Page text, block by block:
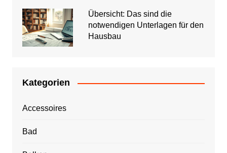
Übersicht: Das sind die
notwendigen Unterlagen für den
Hausbau
Kategorien
Accessoires
Bad